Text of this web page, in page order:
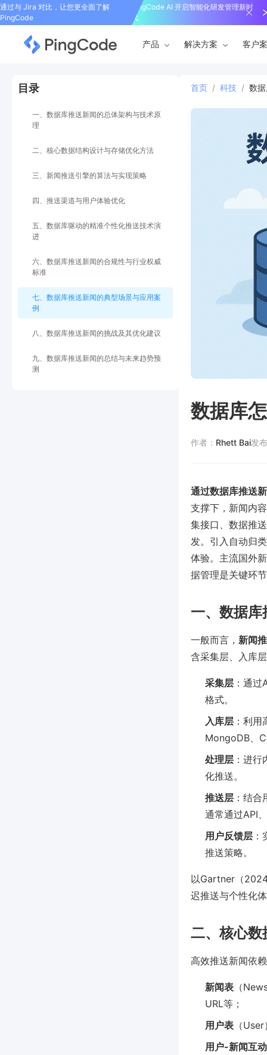
通过与 Jira 对比，让您更全面了解
PingCode
PingCode AI 开启智能化研发管理新时
代
产品 解决方案 客户
目录
一、数据库推送新闻的总体架构与技术原
理
二、核心数据结构设计与存储优化方法
三、新闻推送引擎的算法与实现策略
四、推送渠道与用户体验优化
五、数据库驱动的精准个性化推送技术演
进
六、数据库推送新闻的合规性与行业权威
标准
七、数据库推送新闻的典型场景与应用案
例
八、数据库推送新闻的挑战及其优化建议
九、数据库推送新闻的总结与未来趋势预
测
首页 / 科技 / 数
数据库
作者： Rhett Bai发
通过数据库推送
支撑下，新闻内
集接口、数据推
发。引入自动归
体验。主流国外
据管理是关键环
一、数据
一般而言， 新闻
含采集层、入库
采集层 ：通
格式。
入库层 ：利
MongoDB、
处理层 ：进
化推送。
推送层 ：结
通常通过API
用户反馈层
推送策略。
以Gartner（
迟推送与个性化
二、核心数
高效推送新闻依
新闻表 （
URL等；
用户表 （
用户-新闻互